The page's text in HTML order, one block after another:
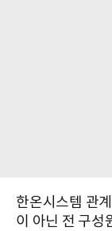
한온시스템 관
이 아닌 전 구성